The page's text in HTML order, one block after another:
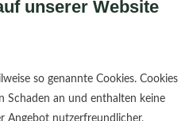
unserer Website
so genannte Cookies. Cookies
Schaden an und enthalten keine
Angebot nutzerfreundlicher,